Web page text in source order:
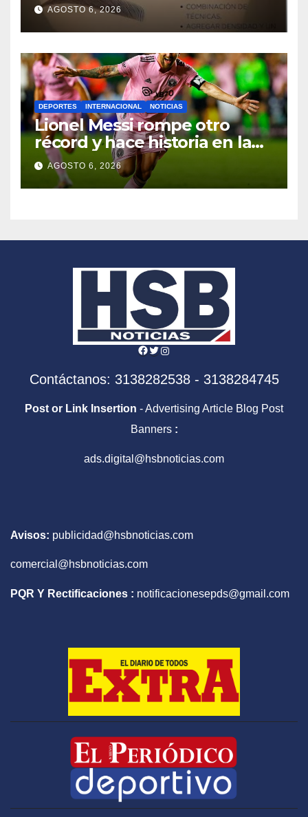
naturales
AGOSTO 6, 2026
DEPORTES INTERNACIONAL NOTICIAS
Lionel Messi rompe otro
récord y hace historia en la
Leagues Cup con Inter Miami
AGOSTO 6, 2026
Facebook
Twitter
Instagram
Contáctanos: 3138282538 - 3138284745
Post or Link Insertion - Advertising Article Blog Post
Banners :
ads.digital@hsbnoticias.com
Avisos: publicidad@hsbnoticias.com
comercial@hsbnoticias.com
PQR Y Rectificaciones : notificacionesepds@gmail.com